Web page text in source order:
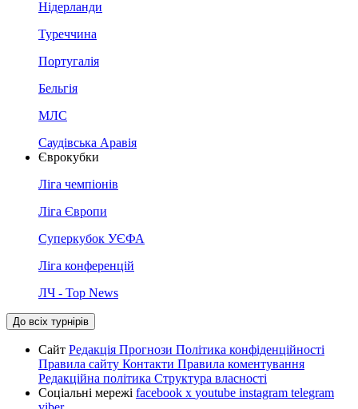
Нідерланди
Туреччина
Португалія
Бельгія
МЛС
Саудівська Аравія
Єврокубки
Ліга чемпіонів
Ліга Європи
Суперкубок УЄФА
Ліга конференцій
ЛЧ - Top News
До всіх турнірів
Сайт Редакція Прогнози Політика конфіденційності
Правила сайту Контакти Правила коментування
Редакційна політика Структура власності
Соціальні мережі facebook x youtube instagram telegram